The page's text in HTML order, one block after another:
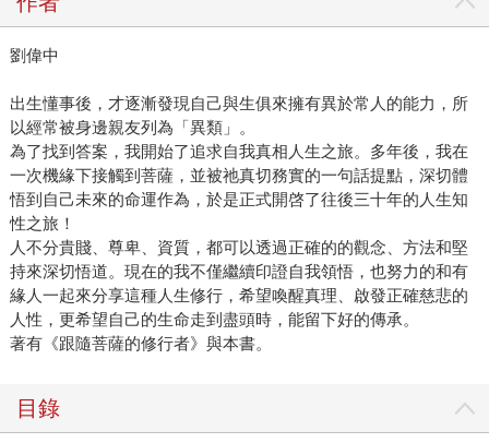
劉偉中
出生懂事後，才逐漸發現自己與生俱來擁有異於常人的能力，所
以經常被身邊親友列為「異類」。
為了找到答案，我開始了追求自我真相人生之旅。多年後，我在
一次機緣下接觸到菩薩，並被祂真切務實的一句話提點，深切體
悟到自己未來的命運作為，於是正式開啓了往後三十年的人生知
性之旅！
人不分貴賤、尊卑、資質，都可以透過正確的的觀念、方法和堅
持來深切悟道。現在的我不僅繼續印證自我領悟，也努力的和有
緣人一起來分享這種人生修行，希望喚醒真理、啟發正確慈悲的
人性，更希望自己的生命走到盡頭時，能留下好的傳承。
著有《跟隨菩薩的修行者》與本書。
目錄